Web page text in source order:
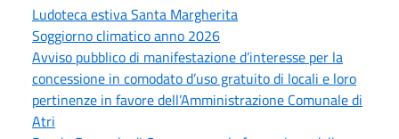
Ludoteca estiva Santa Margherita
Soggiorno climatico anno 2026
Avviso pubblico di manifestazione d’interesse per la
concessione in comodato d’uso gratuito di locali e loro
pertinenze in favore dell’Amministrazione Comunale di
Atri